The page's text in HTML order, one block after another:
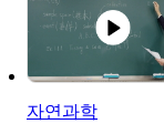
자연과학